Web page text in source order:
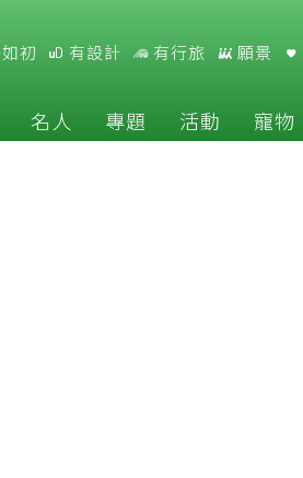
初 有設計 有行旅 願景
名人 專題 活動 寵物